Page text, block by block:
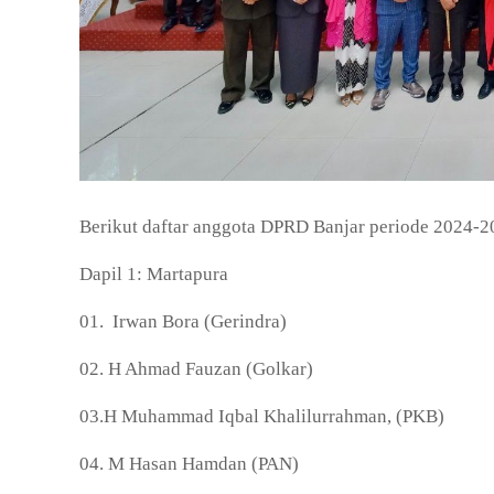
Berikut daftar anggota DPRD Banjar periode 2024-
Dapil 1: Martapura
01. Irwan Bora (Gerindra)
02. H Ahmad Fauzan (Golkar)
03.H Muhammad Iqbal Khalilurrahman, (PKB)
04. M Hasan Hamdan (PAN)